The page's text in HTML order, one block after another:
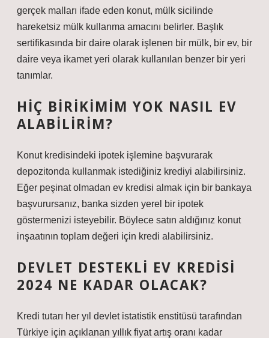
gerçek malları ifade eden konut, mülk sicilinde
hareketsiz mülk kullanma amacını belirler. Başlık
sertifikasında bir daire olarak işlenen bir mülk, bir ev, bir
daire veya ikamet yeri olarak kullanılan benzer bir yeri
tanımlar.
HIÇ BIRIKIMIM YOK NASIL EV
ALABILIRIM?
Konut kredisindeki ipotek işlemine başvurarak
depozitonda kullanmak istediğiniz krediyi alabilirsiniz.
Eğer peşinat olmadan ev kredisi almak için bir bankaya
başvurursanız, banka sizden yerel bir ipotek
göstermenizi isteyebilir. Böylece satın aldığınız konut
inşaatının toplam değeri için kredi alabilirsiniz.
DEVLET DESTEKLI EV KREDISI
2024 NE KADAR OLACAK?
Kredi tutarı her yıl devlet istatistik enstitüsü tarafından
Türkiye için açıklanan yıllık fiyat artış oranı kadar